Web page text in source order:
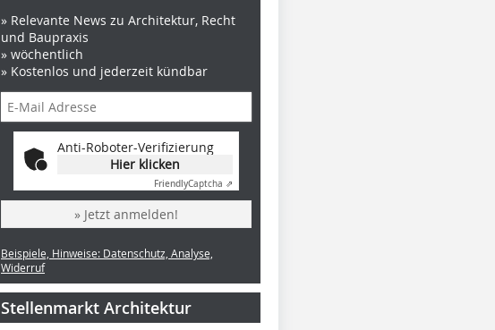
» Relevante News zu Architektur, Recht
und Baupraxis
» wöchentlich
» Kostenlos und jederzeit kündbar
Anti-Roboter-Verifizierung
Hier klicken
FriendlyCaptcha ⇗
» Jetzt anmelden!
Beispiele, Hinweise: Datenschutz, Analyse,
Widerruf
Stellenmarkt Architektur